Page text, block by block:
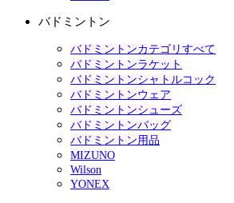
バドミントン
バドミントンカテゴリすべて
バドミントンラケット
バドミントンシャトルコック
バドミントンウェア
バドミントンシューズ
バドミントンバッグ
バドミントン用品
MIZUNO
Wilson
YONEX